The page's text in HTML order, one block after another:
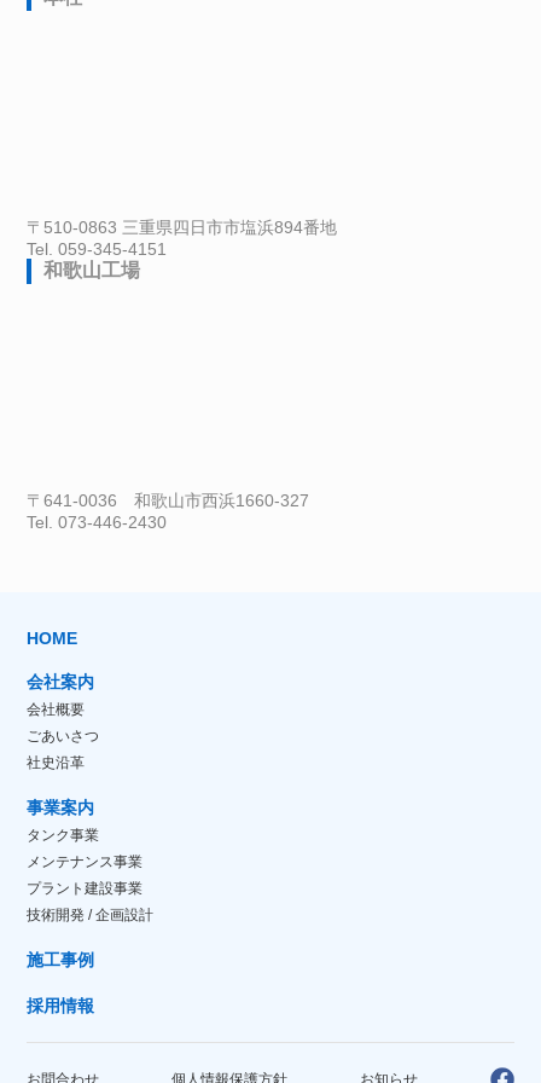
〒510-0863 三重県四日市市塩浜894番地
Tel. 059-345-4151
和歌山工場
〒641-0036 和歌山市西浜1660-327
Tel. 073-446-2430
HOME
会社案内
会社概要
ごあいさつ
社史沿革
事業案内
タンク事業
メンテナンス事業
プラント建設事業
技術開発 / 企画設計
施工事例
採用情報
お問合わせ 個人情報保護方針 お知らせ